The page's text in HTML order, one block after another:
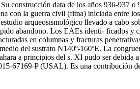
data de los años 936-937 o
con la guerra civil (fitna) iniciada entre
arqueosismológico llevado a cabo
abandono. Los EAEs identi- ficados y
en columnas y fracturas
del sustrato N140º-160ºE. La
a principios del s. XI pudo ser debida
67169-P (USAL). Es una contribución